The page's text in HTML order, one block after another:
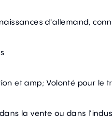
d'allemand,
et amp; Volonté pour le
la vente ou dans